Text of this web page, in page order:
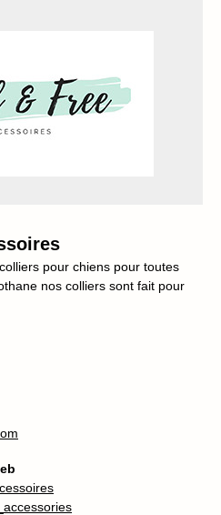
pour chiens pour toutes
nos colliers sont fait pour